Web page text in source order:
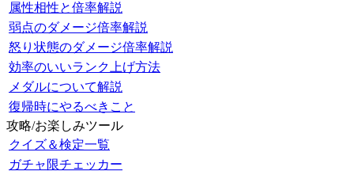
属性相性と倍率解説
弱点のダメージ倍率解説
怒り状態のダメージ倍率解説
効率のいいランク上げ方法
メダルについて解説
復帰時にやるべきこと
攻略/お楽しみツール
クイズ＆検定一覧
ガチャ限チェッカー